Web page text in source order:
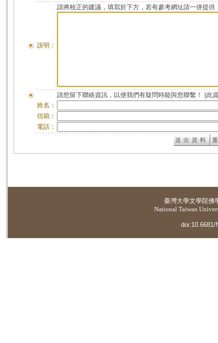
說明：
請將校正的建議，填寫於下方，若有參考網址請一併提供
請您留下聯絡資訊，以便我們有疑問時能與您聯繫！ (此
姓名：
信箱：
電話：
臺灣大學文學院佛
National Taiwan
doi:10.6681/